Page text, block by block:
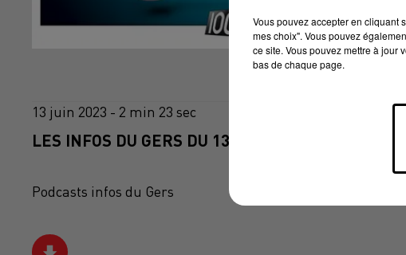
13 juin 2023 - 2 min 23 sec
LES INFOS DU GERS DU 13/06/2023 À 13H59
Podcasts infos du Gers
Vous pouvez accepter en cliquant
mes choix". Vous pouvez
ce site. Vous pouvez mettre à jour
bas de chaque page.